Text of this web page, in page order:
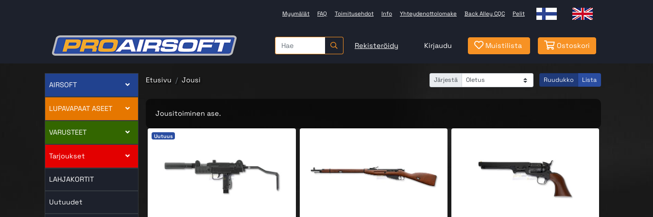
Myymälät FAQ Toimitusehdot Info Yhteydenottolomake Back Alley CQC Pelit
Rekisteröidy Kirjaudu Muistilista Ostoskori
AIRSOFT
LUPAVAPAAT ASEET
VARUSTEET
Tarjoukset
LAHJAKORTIT
Uutuudet
Etusivu Jousi Järjestä Ruudukko Lista
Jousitoiminen ase.
Uutuus